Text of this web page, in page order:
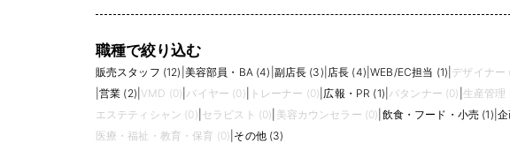
職種で絞り込む
販売スタッフ (12) 美容部員・BA (4) 副店長 (3) 店長 (4) |WEB/EC担当 (1) デザイナー
営業 (2) VMD (0) |バイヤー (0) トレーナー (0) 広報・PR (1) |パタンナー (0) 生産管理
エステティシャン (0) セラピスト (0) 美容カウンセラー (0) 飲食・フード・小売 (1)
医療・福祉・教育・保育 (0) その他 (3)